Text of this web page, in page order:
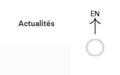
Actualités
EN